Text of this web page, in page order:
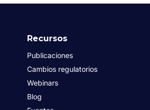
Recursos
Publicaciones
Cambios regulatorios
Webinars
Blog